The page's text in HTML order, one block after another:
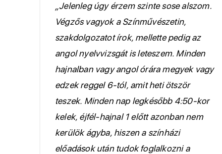
„Jelenleg úgy érzem szinte sose alszom.
Végzős vagyok a Színművészetin,
szakdolgozatot írok, mellette pedig az
angol nyelvvizsgát is leteszem. Minden
hajnalban vagy angol órára megyek vagy
edzek reggel 6-tól, amit heti ötször
teszek. Minden nap legkésőbb 4:50-kor
kelek, éjfél-hajnal 1 előtt azonban nem
kerülök ágyba, hiszen a színházi
előadások után tudok foglalkozni a